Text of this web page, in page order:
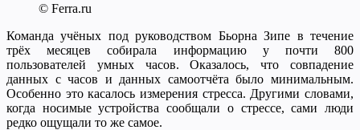
© Ferra.ru
Команда учёных под руководством Бьорна Зипе в течение
трёх месяцев собирала информацию у почти 800
пользователей умных часов. Оказалось, что совпадение
данных с часов и данных самоотчёта было минимальным.
Особенно это касалось измерения стресса. Другими словами,
когда носимые устройства сообщали о стрессе, сами люди
редко ощущали то же самое.